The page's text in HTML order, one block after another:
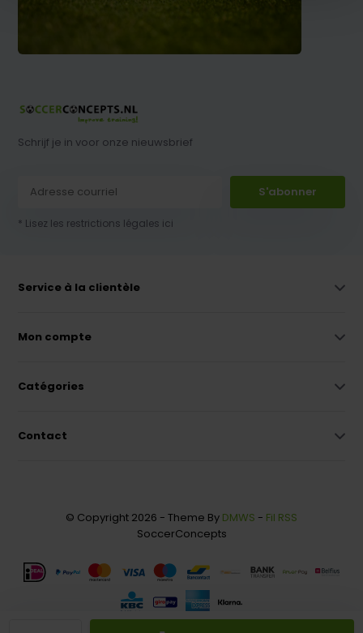
Schrijf je in voor onze nieuwsbrief
S'abonner
* Lisez les restrictions légales ici
Service à la clientèle
Mon compte
Catégories
Contact
© Copyright 2026 - Theme By DMWS - Fil RSS
SoccerConcepts